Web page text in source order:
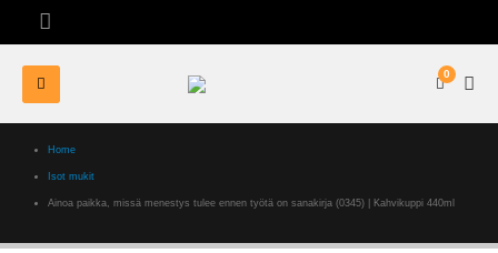
0
Home
Isot mukit
Ainoa paikka, missä menestys tulee ennen työtä on sanakirja (0345) | Kahvikuppi 440ml